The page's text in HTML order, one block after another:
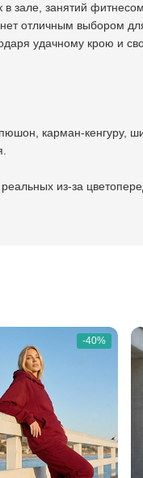
в зале, занятий
отличным выбором
удачному крою и
карман-кенгуру,
из-за
-40%